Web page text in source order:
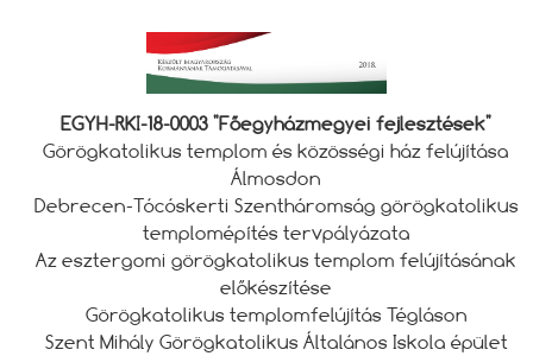
EGYH-RKI-18-0003 "Főegyházmegyei fejlesztések"
Görögkatolikus templom és közösségi ház felújítása
Álmosdon
Debrecen-Tócóskerti Szentháromság görögkatolikus
templomépítés tervpályázata
Az esztergomi görögkatolikus templom felújításának
előkészítése
Görögkatolikus templomfelújítás Tégláson
Szent Mihály Görögkatolikus Általános Iskola épület